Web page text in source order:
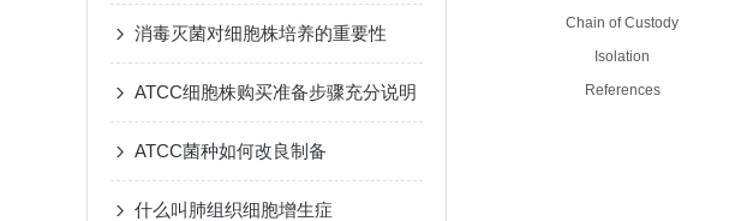
消毒灭菌对细胞株培养的重要性
ATCC细胞株购买准备步骤充分说明
ATCC菌种如何改良制备
什么叫肺组织细胞增生症
Chain of Custody
Isolation
References